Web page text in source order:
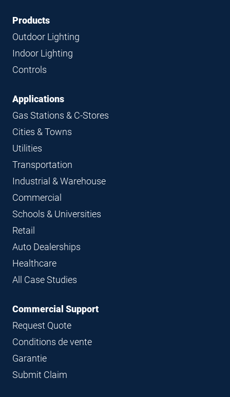
FooterFooter
Navigation
Products
Outdoor Lighting
Indoor Lighting
Controls
Applications
Gas Stations & C-Stores
Cities & Towns
Utilities
Transportation
Industrial & Warehouse
Commercial
Schools & Universities
Retail
Auto Dealerships
Healthcare
All Case Studies
Commercial Support
Request Quote
Conditions de vente
Garantie
Submit Claim